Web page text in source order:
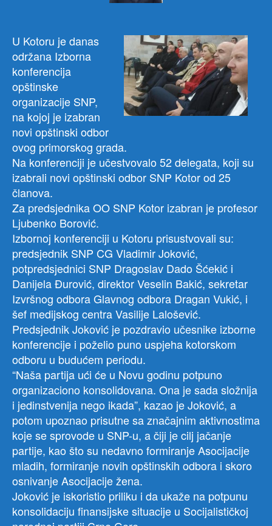
U Kotoru je danas
održana Izborna
konferencija
opštinske
organizacije SNP,
na kojoj je izabran
novi opštinski odbor
ovog primorskog grada.
Na konferenciji je učestvovalo 52 delegata, koji su
izabrali novi opštinski odbor SNP Kotor od 25
članova.
Za predsjednika OO SNP Kotor izabran je profesor
Ljubenko Borović.
Izbornoj konferenciji u Kotoru prisustvovali su:
predsjednik SNP CG Vladimir Joković,
potpredsjednici SNP Dragoslav Dado Šćekić i
Danijela Đurović, direktor Veselin Bakić, sekretar
Izvršnog odbora Glavnog odbora Dragan Vukić, i
šef medijskog centra Vasilije Lalošević.
Predsjednik Joković je pozdravio učesnike izborne
konferencije i poželio puno uspjeha kotorskom
odboru u budućem periodu.
“Naša partija ući će u Novu godinu potpuno
organizaciono konsolidovana. Ona je sada složnija
i jedinstvenija nego ikada”, kazao je Joković, a
potom upoznao prisutne sa značajnim aktivnostima
koje se sprovode u SNP-u, a čiji je cilj jačanje
partije, kao što su nedavno formiranje Asocijacije
mladih, formiranje novih opštinskih odbora i skoro
osnivanje Asocijacije žena.
Joković je iskoristio priliku i da ukaže na potpunu
konsolidaciju finansijske situacije u Socijalističkoj